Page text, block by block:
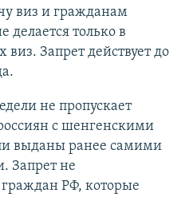
виз и гражданам
делается только в
Запрет действует до
не пропускает
с шенгенскими
выданы ранее самими
Запрет не
граждан РФ, которые